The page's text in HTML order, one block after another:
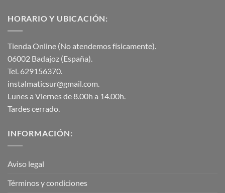
HORARIO Y UBICACIÓN:
Tienda Online (No atendemos físicamente).
06002 Badajoz (España).
Tel. 629156370.
instalmaticsur@gmail.com.
Lunes a Viernes de 8.00h a 14.00h.
Tardes cerrado.
INFORMACIÓN:
Aviso legal
Términos y condiciones